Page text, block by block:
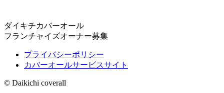
ダイキチカバーオール
フランチャイズオーナー募集
プライバシーポリシー
カバーオールサービスサイト
© Daikichi coverall